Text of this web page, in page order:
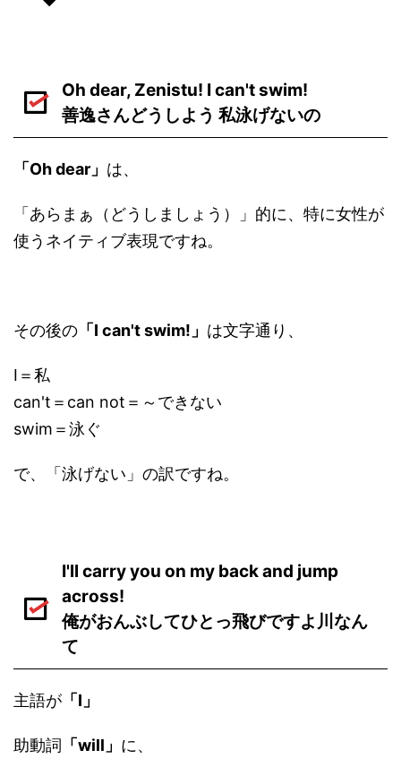
Oh dear, Zenistu! I can't swim!
善逸さんどうしよう 私泳げないの
「Oh dear」 は、
「あらまぁ（どうしましょう）」的に、特に女性が
使うネイティブ表現ですね。
その後の 「I can't swim!」 は文字通り、
I＝私
can't＝can not＝～できない
swim＝泳ぐ
で、「泳げない」の訳ですね。
I'll carry you on my back and jump
across!
俺がおんぶしてひとっ飛びですよ川なん
て
主語が 「I」
助動詞 「will」 に、